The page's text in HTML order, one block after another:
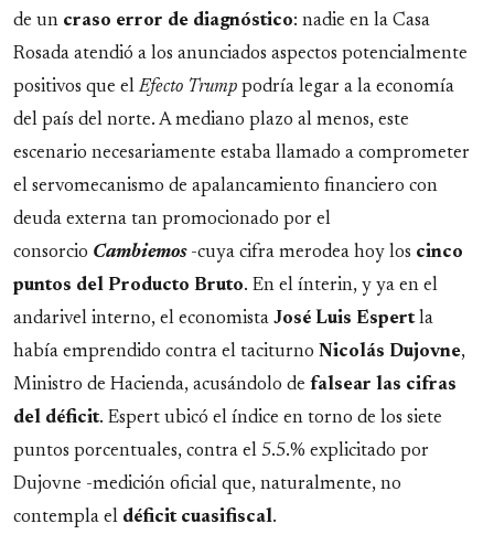
de un craso error de diagnóstico: nadie en la Casa
Rosada atendió a los anunciados aspectos potencialmente
positivos que el Efecto Trump podría legar a la economía
del país del norte. A mediano plazo al menos, este
escenario necesariamente estaba llamado a comprometer
el servomecanismo de apalancamiento financiero con
deuda externa tan promocionado por el
consorcio Cambiemos-cuya cifra merodea hoy los cinco
puntos del Producto Bruto. En el ínterin, y ya en el
andarivel interno, el economista José Luis Espertla
había emprendido contra el taciturno Nicolás Dujovne,
Ministro de Hacienda, acusándolo de falsear las cifras
del déficit. Espert ubicó el índice en torno de los siete
puntos porcentuales, contra el 5.5.% explicitado por
Dujovne -medición oficial que, naturalmente, no
contempla el déficit cuasifiscal.